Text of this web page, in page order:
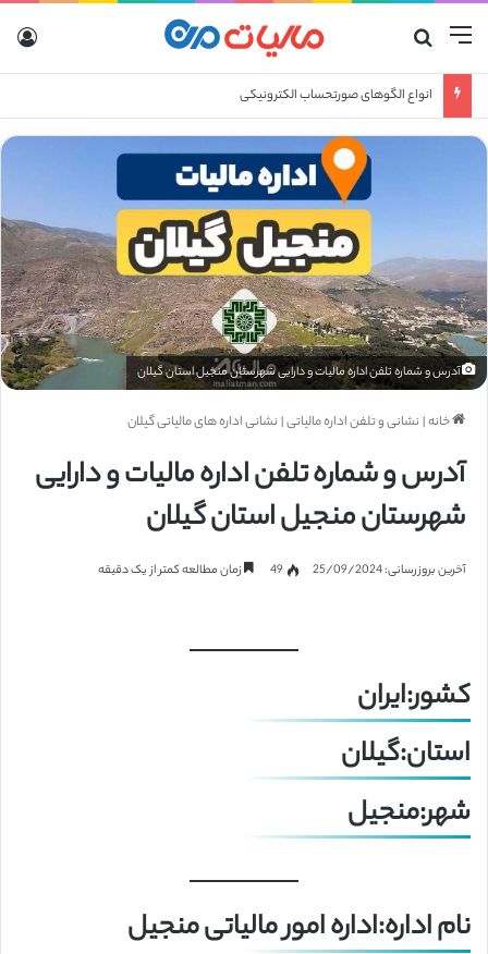
منو
انواع الگوهای صورتحساب الکترونیکی
آدرس و شماره تلفن اداره مالیات و دارایی شهرستان منجیل استان گیلان
خانه| نشانی و تلفن اداره مالیاتی| نشانی اداره های مالیاتی گیلان
آدرس و شماره تلفن اداره مالیات و دارایی
شهرستان منجیل استان گیلان
آخرین بروزرسانی: 25/09/2024 49 زمان مطالعه کمتر از یک دقیقه
کشور:ایران
استان:گیلان
شهر:منجیل
نام اداره:اداره امور مالیاتی منجیل